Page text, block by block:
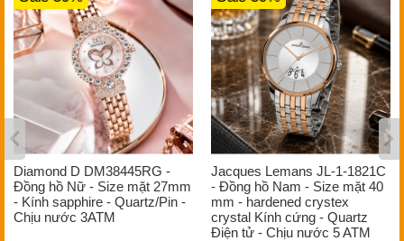
Diamond D DM38445RG -
Đồng hồ Nữ - Size mặt 27mm
- Kính sapphire - Quartz/Pin -
Chịu nước 3ATM
Jacques Lemans JL-1-1821C
- Đồng hồ Nam - Size mặt 40
mm - hardened crystex
crystal Kính cứng - Quartz
Điện tử - Chịu nước 5 ATM